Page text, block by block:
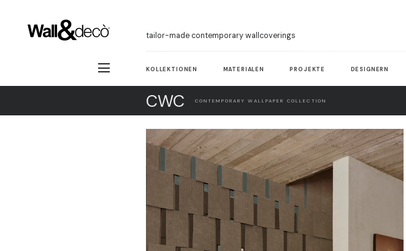
tailor-made contemporary wallcoverings
KOLLEKTIONEN MATERIALEN PROJEKTE DESIGNERN
CWC CONTEMPORARY WALLPAPER COLLECTION